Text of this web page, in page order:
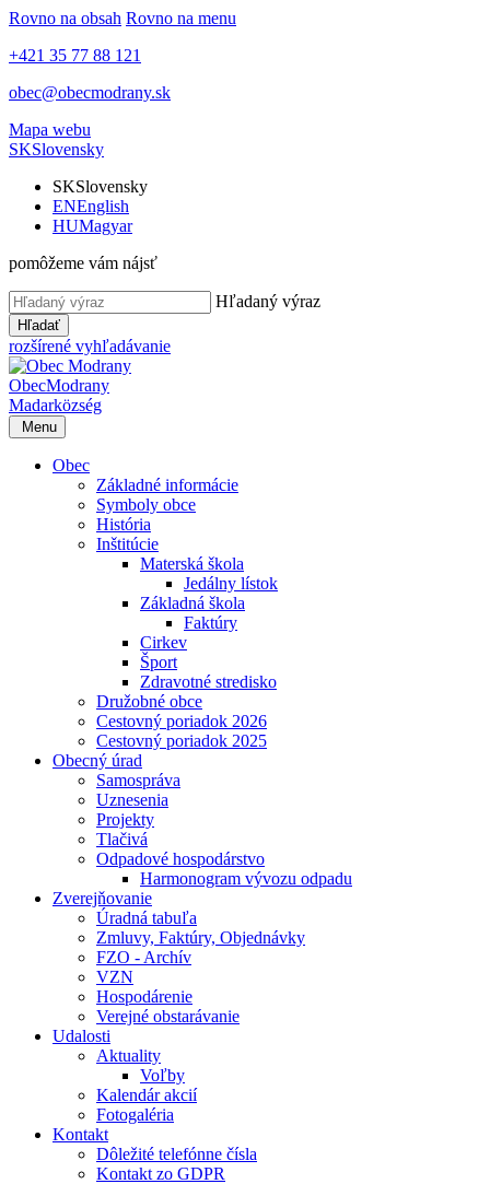
Rovno na obsah Rovno na menu
+421 35 77 88 121
obec@obecmodrany.sk
Mapa webu
SKSlovensky
SKSlovensky
ENEnglish
HUMagyar
pomôžeme vám nájsť
Hľadaný výraz
Hľadať
rozšírené vyhľadávanie
ObecModrany
Madarközség
Menu
Obec
Základné informácie
Symboly obce
História
Inštitúcie
Materská škola
Jedálny lístok
Základná škola
Faktúry
Cirkev
Šport
Zdravotné stredisko
Družobné obce
Cestovný poriadok 2026
Cestovný poriadok 2025
Obecný úrad
Samospráva
Uznesenia
Projekty
Tlačivá
Odpadové hospodárstvo
Harmonogram vývozu odpadu
Zverejňovanie
Úradná tabuľa
Zmluvy, Faktúry, Objednávky
FZO - Archív
VZN
Hospodárenie
Verejné obstarávanie
Udalosti
Aktuality
Voľby
Kalendár akcií
Fotogaléria
Kontakt
Dôležité telefónne čísla
Kontakt zo GDPR